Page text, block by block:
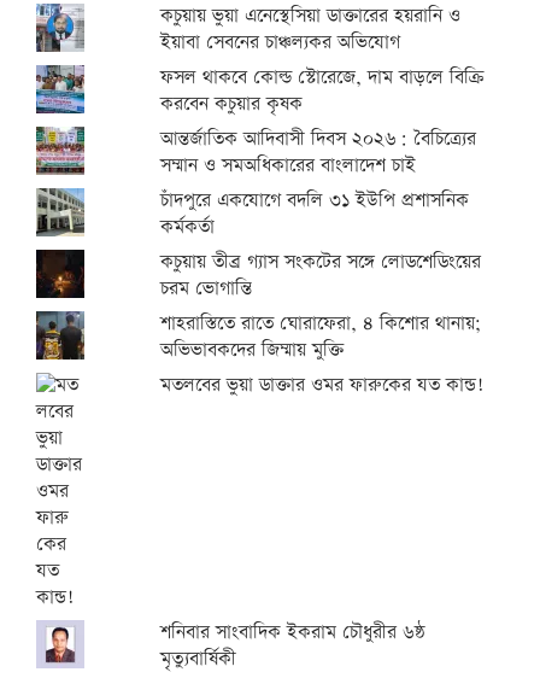
কচুয়ায় ভুয়া এনেস্থেসিয়া ডাক্তারের হয়রানি ও
ইয়াবা সেবনের চাঞ্চল্যকর অভিযোগ
ফসল থাকবে কোল্ড স্টোরেজে, দাম বাড়লে বিক্রি
করবেন কচুয়ার কৃষক
আন্তর্জাতিক আদিবাসী দিবস ২০২৬: বৈচিত্র্যের
সম্মান ও সমঅধিকারের বাংলাদেশ চাই
চাঁদপুরে একযোগে বদলি ৩১ ইউপি প্রশাসনিক
কর্মকর্তা
কচুয়ায় তীব্র গ্যাস সংকটের সঙ্গে লোডশেডিংয়ের
চরম ভোগান্তি
শাহরাস্তিতে রাতে ঘোরাফেরা, ৪ কিশোর থানায়;
অভিভাবকদের জিম্মায় মুক্তি
মতলবের ভুয়া ডাক্তার ওমর ফারুকের যত কান্ড!
শনিবার সাংবাদিক ইকরাম চৌধুরীর ৬ষ্ঠ
মৃত্যুবার্ষিকী